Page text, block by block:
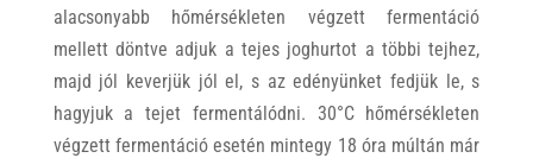
alacsonyabb hőmérsékleten végzett fermentáció
mellett döntve adjuk a tejes joghurtot a többi tejhez,
majd jól keverjük jól el, s az edényünket fedjük le, s
hagyjuk a tejet fermentálódni. 30°C hőmérsékleten
végzett fermentáció esetén mintegy 18 óra múltán már